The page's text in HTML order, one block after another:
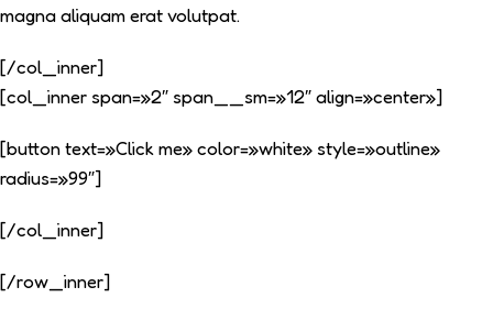
magna aliquam erat volutpat.
[/col_inner]
[col_inner span=»2″ span__sm=»12″ align=»center»]
[button text=»Click me» color=»white» style=»outline»
radius=»99″]
[/col_inner]
[/row_inner]